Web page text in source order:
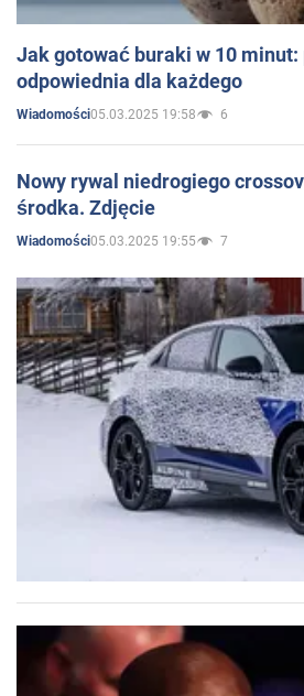
Jak gotować buraki w 10
odpowiednia dla każdego
Wiadomości05.03.2025 19:58 6
Nowy rywal niedrogiego
środka. Zdjęcie
Wiadomości05.03.2025 19:55 7